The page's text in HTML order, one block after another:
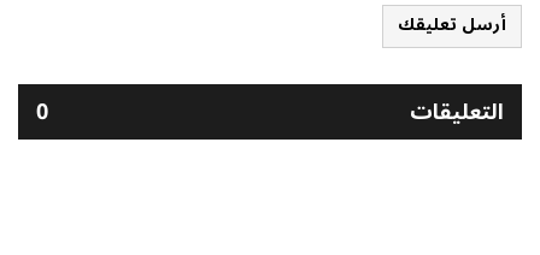
أرسل تعليقك
التعليقات 0